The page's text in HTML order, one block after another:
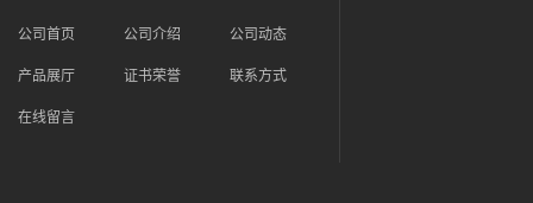
公司首页 公司介绍 公司动态
产品展厅 证书荣誉 联系方式
在线留言